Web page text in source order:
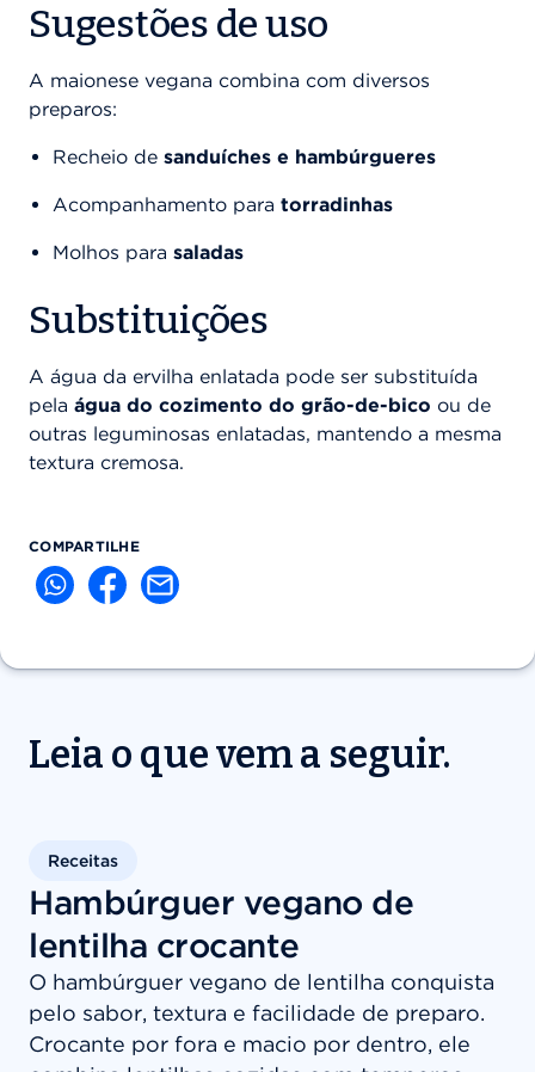
Sugestões de uso
A maionese vegana combina com diversos
preparos:
Recheio de sanduíches e hambúrgueres
Acompanhamento para torradinhas
Molhos para saladas
Substituições
A água da ervilha enlatada pode ser substituída
pela água do cozimento do grão-de-bico ou de
outras leguminosas enlatadas, mantendo a mesma
textura cremosa.
COMPARTILHE
Leia o que vem a seguir.
Receitas
Hambúrguer vegano de
lentilha crocante
O hambúrguer vegano de lentilha conquista
pelo sabor, textura e facilidade de preparo.
Crocante por fora e macio por dentro, ele